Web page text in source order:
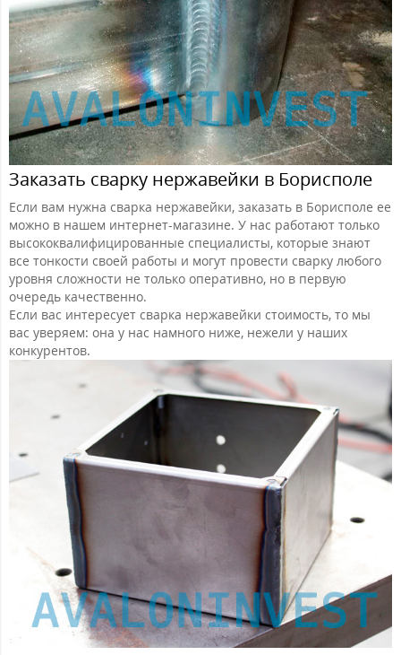
Заказать сварку нержавейки в Борисполе
Если вам нужна сварка нержавейки, заказать в Борисполе ее
можно в нашем интернет-магазине. У нас работают только
высококвалифицированные специалисты, которые знают
все тонкости своей работы и могут провести сварку любого
уровня сложности не только оперативно, но в первую
очередь качественно.
Если вас интересует сварка нержавейки стоимость, то мы
вас уверяем: она у нас намного ниже, нежели у наших
конкурентов.